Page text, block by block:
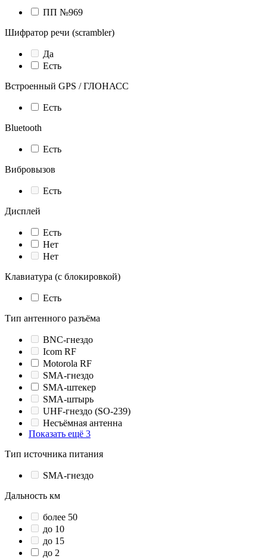
ПП №969
Шифратор речи (scrambler)
Да
Есть
Встроенный GPS / ГЛОНАСС
Есть
Bluetooth
Есть
Вибровызов
Есть
Дисплей
Есть
Нет
Нет
Клавиатура (с блокировкой)
Есть
Тип антенного разъёма
BNC-гнездо
Icom RF
Motorola RF
SMA-гнездо
SMA-штекер
SMA-штырь
UHF-гнездо (SO-239)
Несъёмная антенна
Показать ещё 3
Тип источника питания
SMA-гнездо
Дальность км
более 50
до 10
до 15
до 2